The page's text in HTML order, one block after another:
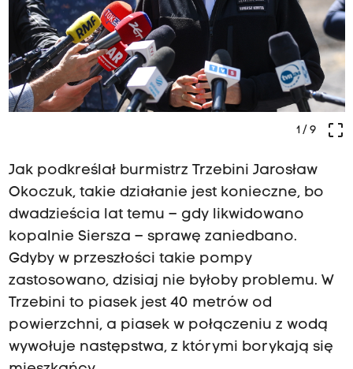
crop_free
1 / 9
Jak podkreślał burmistrz Trzebini Jarosław
Okoczuk, takie działanie jest konieczne, bo
dwadzieścia lat temu – gdy likwidowano
kopalnie Siersza – sprawę zaniedbano.
Gdyby w przeszłości takie pompy
zastosowano, dzisiaj nie byłoby problemu. W
Trzebini to piasek jest 40 metrów od
powierzchni, a piasek w połączeniu z wodą
wywołuje następstwa, z którymi borykają się